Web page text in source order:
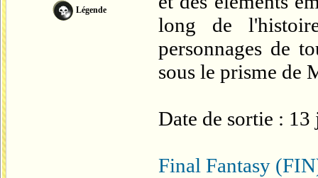
Légende
long de
personnages de
sous le prisme de
Date de sortie :
Final Fantasy